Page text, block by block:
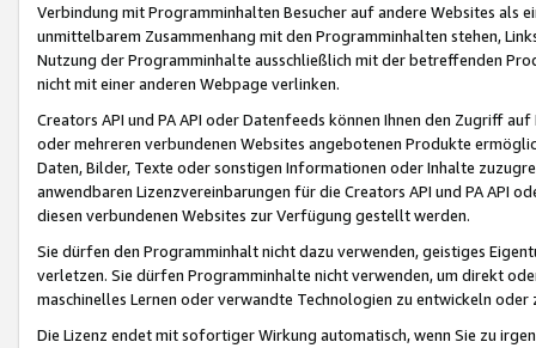
Verbindung mit Programminhalten Besucher auf andere Websites als
unmittelbarem Zusammenhang mit den Programminhalten stehen,
Nutzung der Programminhalte ausschließlich mit der betreffenden
nicht mit einer anderen Webpage verlinken.
Creators API und PA API oder Datenfeeds können Ihnen den Zugriff
oder mehreren verbundenen Websites angebotenen Produkte
Daten, Bilder, Texte oder sonstigen Informationen oder Inhalte
anwendbaren Lizenzvereinbarungen für die Creators API und PA API
diesen verbundenen Websites zur Verfügung gestellt werden.
Sie dürfen den Programminhalt nicht dazu verwenden, geistiges
verletzen. Sie dürfen Programminhalte nicht verwenden, um direkt
maschinelles Lernen oder verwandte Technologien zu entwickeln
Die Lizenz endet mit sofortiger Wirkung automatisch, wenn Sie zu